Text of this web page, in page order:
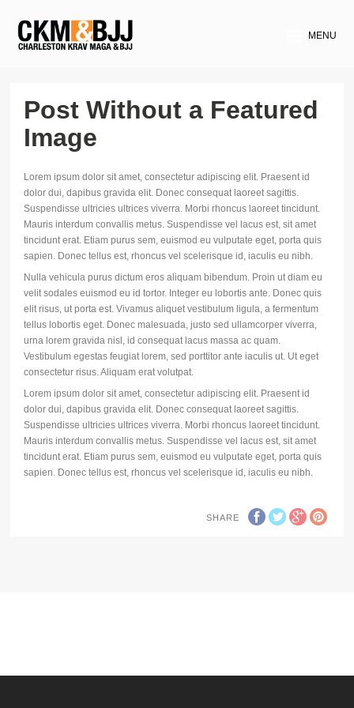
MENU
Post Without a Featured
Image
Lorem ipsum dolor sit amet, consectetur adipiscing elit. Praesent id
dolor dui, dapibus gravida elit. Donec consequat laoreet sagittis.
Suspendisse ultricies ultrices viverra. Morbi rhoncus laoreet tincidunt.
Mauris interdum convallis metus. Suspendisse vel lacus est, sit amet
tincidunt erat. Etiam purus sem, euismod eu vulputate eget, porta quis
sapien. Donec tellus est, rhoncus vel scelerisque id, iaculis eu nibh.
Nulla vehicula purus dictum eros aliquam bibendum. Proin ut diam eu
velit sodales euismod eu id tortor. Integer eu lobortis ante. Donec quis
elit risus, ut porta est. Vivamus aliquet vestibulum ligula, a fermentum
tellus lobortis eget. Donec malesuada, justo sed ullamcorper viverra,
urna lorem gravida nisl, id consequat lacus massa ac quam.
Vestibulum egestas feugiat lorem, sed porttitor ante iaculis ut. Ut eget
consectetur risus. Aliquam erat volutpat.
Lorem ipsum dolor sit amet, consectetur adipiscing elit. Praesent id
dolor dui, dapibus gravida elit. Donec consequat laoreet sagittis.
Suspendisse ultricies ultrices viverra. Morbi rhoncus laoreet tincidunt.
Mauris interdum convallis metus. Suspendisse vel lacus est, sit amet
tincidunt erat. Etiam purus sem, euismod eu vulputate eget, porta quis
sapien. Donec tellus est, rhoncus vel scelerisque id, iaculis eu nibh.
SHARE